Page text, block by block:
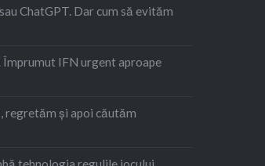
ChatGPT. Dar cum să evităm
Împrumut IFN urgent aproape
regretăm şi apoi căutăm